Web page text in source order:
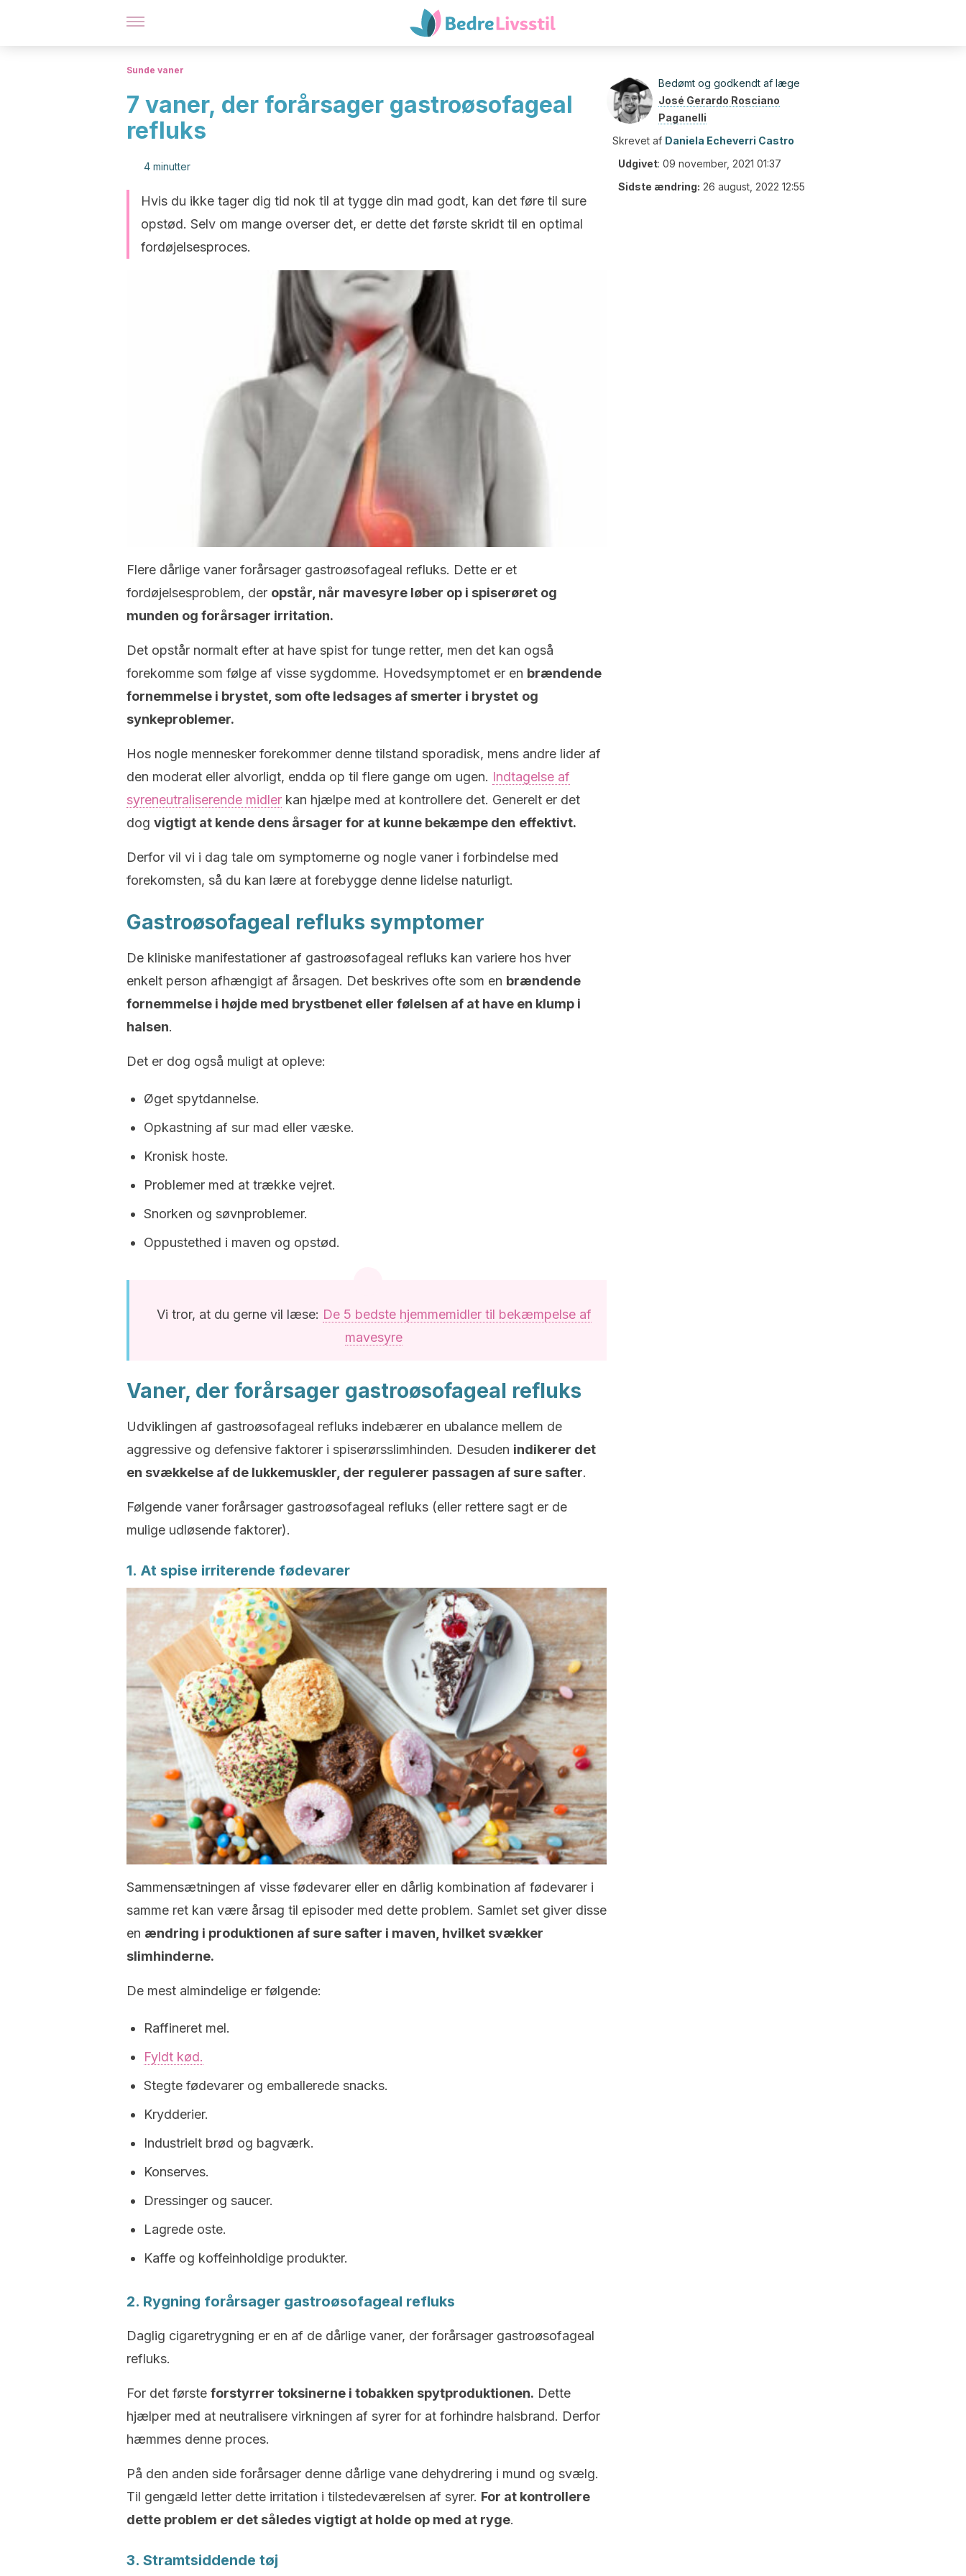
Sunde vaner
7 vaner, der forårsager gastroøsofageal
refluks
4 minutter
Hvis du ikke tager dig tid nok til at tygge din mad godt, kan det føre til sure
opstød. Selv om mange overser det, er dette det første skridt til en optimal
fordøjelsesproces.
Flere dårlige vaner forårsager gastroøsofageal refluks. Dette er et
fordøjelsesproblem, der opstår, når mavesyre løber op i spiserøret og
munden og forårsager irritation.
Det opstår normalt efter at have spist for tunge retter, men det kan også
forekomme som følge af visse sygdomme. Hovedsymptomet er en brændende
fornemmelse i brystet, som ofte ledsages af smerter i brystet og
synkeproblemer.
Hos nogle mennesker forekommer denne tilstand sporadisk, mens andre lider af
den moderat eller alvorligt, endda op til flere gange om ugen. Indtagelse af
syreneutraliserende midler kan hjælpe med at kontrollere det. Generelt er det
dog vigtigt at kende dens årsager for at kunne bekæmpe den effektivt.
Derfor vil vi i dag tale om symptomerne og nogle vaner i forbindelse med
forekomsten, så du kan lære at forebygge denne lidelse naturligt.
Gastroøsofageal refluks symptomer
De kliniske manifestationer af gastroøsofageal refluks kan variere hos hver
enkelt person afhængigt af årsagen. Det beskrives ofte som en brændende
fornemmelse i højde med brystbenet eller følelsen af at have en klump i
halsen.
Det er dog også muligt at opleve:
Øget spytdannelse.
Opkastning af sur mad eller væske.
Kronisk hoste.
Problemer med at trække vejret.
Snorken og søvnproblemer.
Oppustethed i maven og opstød.
Vi tror, at du gerne vil læse: De 5 bedste hjemmemidler til bekæmpelse af
mavesyre
Vaner, der forårsager gastroøsofageal refluks
Udviklingen af gastroøsofageal refluks indebærer en ubalance mellem de
aggressive og defensive faktorer i spiserørsslimhinden. Desuden indikerer det
en svækkelse af de lukkemuskler, der regulerer passagen af sure safter.
Følgende vaner forårsager gastroøsofageal refluks (eller rettere sagt er de
mulige udløsende faktorer).
1. At spise irriterende fødevarer
Sammensætningen af visse fødevarer eller en dårlig kombination af fødevarer i
samme ret kan være årsag til episoder med dette problem. Samlet set giver disse
en ændring i produktionen af sure safter i maven, hvilket svækker
slimhinderne.
De mest almindelige er følgende:
Raffineret mel.
Fyldt kød.
Stegte fødevarer og emballerede snacks.
Krydderier.
Industrielt brød og bagværk.
Konserves.
Dressinger og saucer.
Lagrede oste.
Kaffe og koffeinholdige produkter.
2. Rygning forårsager gastroøsofageal refluks
Daglig cigaretrygning er en af de dårlige vaner, der forårsager gastroøsofageal
refluks.
For det første forstyrrer toksinerne i tobakken spytproduktionen. Dette
hjælper med at neutralisere virkningen af syrer for at forhindre halsbrand. Derfor
hæmmes denne proces.
På den anden side forårsager denne dårlige vane dehydrering i mund og svælg.
Til gengæld letter dette irritation i tilstedeværelsen af syrer. For at kontrollere
dette problem er det således vigtigt at holde op med at ryge.
3. Stramtsiddende tøj
Bedømt og godkendt af læge
José Gerardo Rosciano
Paganelli
Skrevet af Daniela Echeverri Castro
Udgivet: 09 november, 2021 01:37
Sidste ændring: 26 august, 2022 12:55